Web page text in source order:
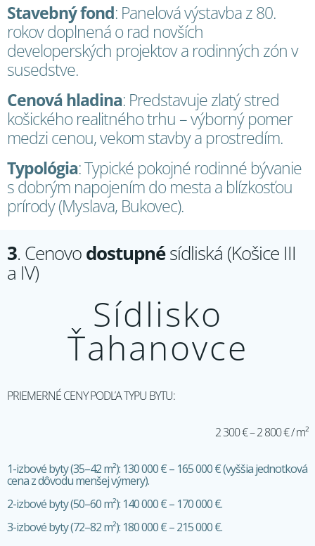
Stavebný fond: Panelová výstavba z 80.
rokov doplnená o rad novších
developerských projektov a rodinných zón v
susedstve.
Cenová hladina: Predstavuje zlatý stred
košického realitného trhu – výborný pomer
medzi cenou, vekom stavby a prostredím.
Typológia: Typické pokojné rodinné bývanie
s dobrým napojením do mesta a blízkosťou
prírody (Myslava, Bukovec).
3. Cenovo dostupnésídliská (Košice III
a IV)
Sídlisko
Ťahanovce
PRIEMERNÉ CENY PODĽA TYPU BYTU:
2 300 € – 2 800 € / m²
1-izbové byty (35–42 m²): 130 000 € – 165 000 € (vyššia jednotková
cena z dôvodu menšej výmery).
2-izbové byty (50–60 m²): 140 000 € – 170 000 €.
3-izbové byty (72–82 m²): 180 000 € – 215 000 €.